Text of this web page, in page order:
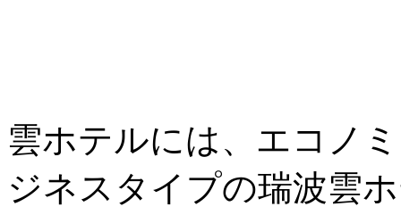
雲ホテルには、エコノ
ジネスタイプの瑞波雲